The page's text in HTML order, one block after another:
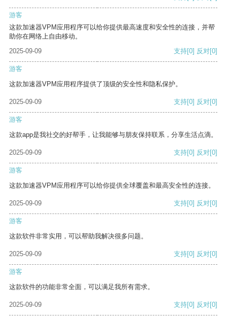
游客
这款加速器VPM应用程序可以给你提供最高速度和安全性的连接，并帮
助你在网络上自由移动。
2025-09-09
支持[0] 反对[0]
游客
这款加速器VPM应用程序提供了顶级的安全性和隐私保护。
2025-09-09 支持[0] 反对[0]
游客
这款app是我社交的好帮手，让我能够与朋友保持联系，分享生活点滴。
2025-09-09 支持[0] 反对[0]
游客
这款加速器VPM应用程序可以给你提供全球覆盖和最高安全性的连接。
2025-09-09 支持[0] 反对[0]
游客
这款软件非常实用，可以帮助我解决很多问题。
2025-09-09 支持[0] 反对[0]
游客
这款软件的功能非常全面，可以满足我所有需求。
2025-09-09 支持[0] 反对[0]